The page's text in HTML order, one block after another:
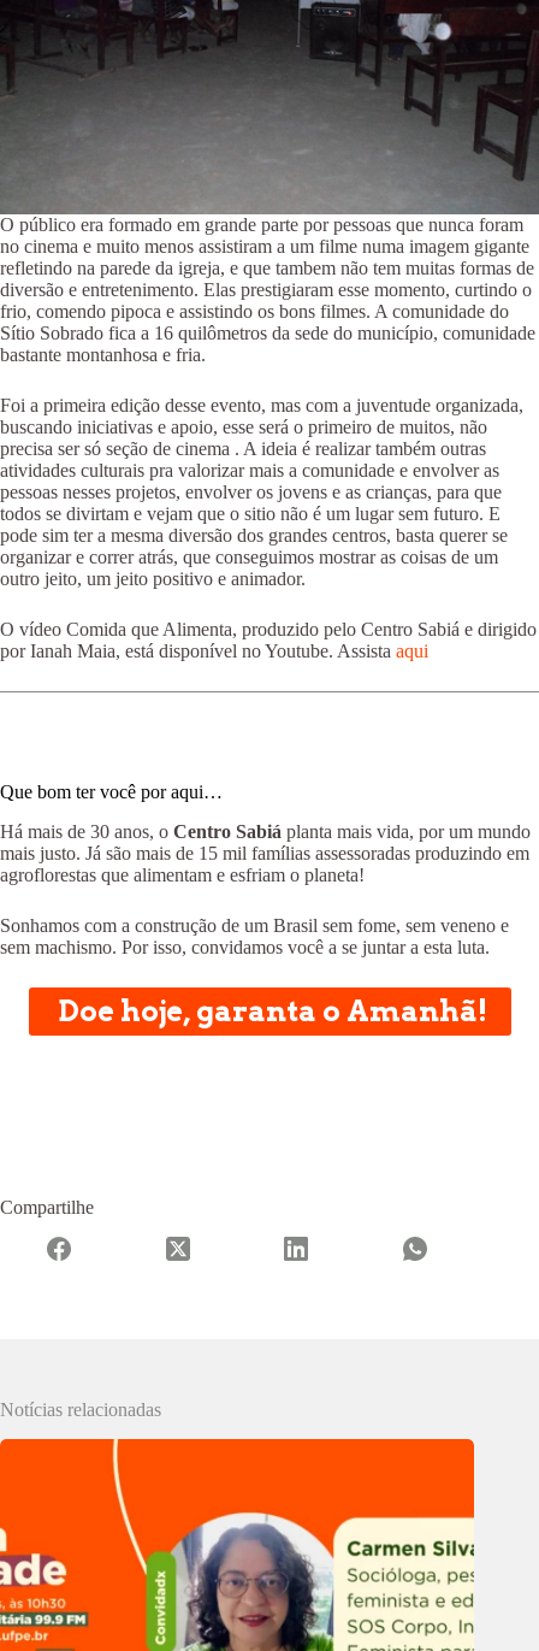
O público era formado em grande parte por pessoas que nunca foram
no cinema e muito menos assistiram a um filme numa imagem gigante
refletindo na parede da igreja, e que tambem não tem muitas formas de
diversão e entretenimento. Elas prestigiaram esse momento, curtindo o
frio, comendo pipoca e assistindo os bons filmes. A comunidade do
Sítio Sobrado fica a 16 quilômetros da sede do município, comunidade
bastante montanhosa e fria.
Foi a primeira edição desse evento, mas com a juventude organizada,
buscando iniciativas e apoio, esse será o primeiro de muitos, não
precisa ser só seção de cinema . A ideia é realizar também outras
atividades culturais pra valorizar mais a comunidade e envolver as
pessoas nesses projetos, envolver os jovens e as crianças, para que
todos se divirtam e vejam que o sitio não é um lugar sem futuro. E
pode sim ter a mesma diversão dos grandes centros, basta querer se
organizar e correr atrás, que conseguimos mostrar as coisas de um
outro jeito, um jeito positivo e animador.
O vídeo Comida que Alimenta, produzido pelo Centro Sabiá e dirigido
por Ianah Maia, está disponível no Youtube. Assista aqui
Que bom ter você por aqui…
Há mais de 30 anos, o Centro Sabiá planta mais vida, por um mundo
mais justo. Já são mais de 15 mil famílias assessoradas produzindo em
agroflorestas que alimentam e esfriam o planeta!
Sonhamos com a construção de um Brasil sem fome, sem veneno e
sem machismo. Por isso, convidamos você a se juntar a esta luta.
Doe hoje, garanta o Amanhã!
Compartilhe
Notícias relacionadas